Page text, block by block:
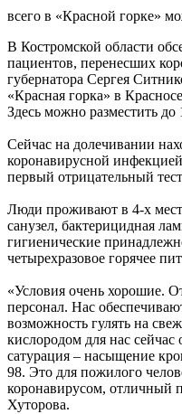
всего в «Красной горке»
В Костромской области
пациентов, перенесших
губернатора Сергея
«Красная горка» в
Здесь можно разместить до
Сейчас на долечивании
коронавирусной
первый отрицательный
Люди проживают в 4-х
санузел, бактерицидная
гигиенические
четырехразовое горячее
«Условия очень хорошие.
персонал. Нас
возможность гулять на
кислородом для нас
сатурация – насыщение
98. Это для пожилого
коронавирусом, отличный
Хуторова.